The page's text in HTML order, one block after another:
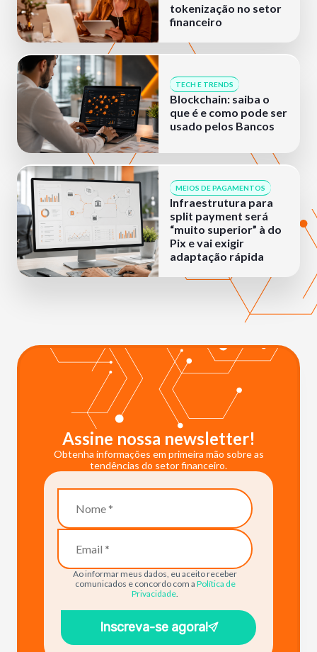
tokenização no setor
financeiro
TECH E TRENDS
Blockchain: saiba o
que é e como pode ser
usado pelos Bancos
MEIOS DE PAGAMENTOS
Infraestrutura para
split payment será
“muito superior” à do
Pix e vai exigir
adaptação rápida
Assine nossa newsletter!
Obtenha informações em primeira mão sobre as
tendências do setor financeiro.
Ao informar meus dados, eu aceito receber
comunicados e concordo com a Política de
Privacidade.
Inscreva-se agora!